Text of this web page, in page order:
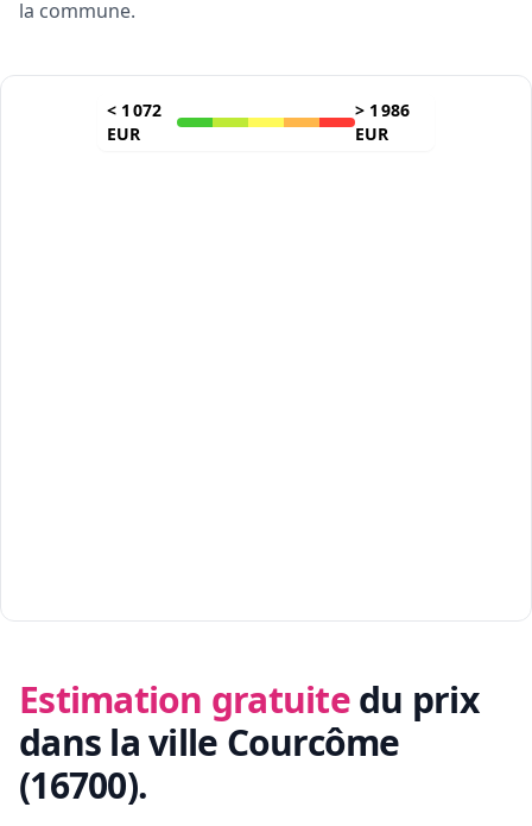
la commune.
< 1 072
EUR
> 1 986
EUR
Estimation gratuite du prix
dans la ville Courcôme
(16700).